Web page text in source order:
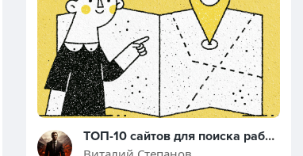
ТОП-10 сайтов для поиска работы в Австрии